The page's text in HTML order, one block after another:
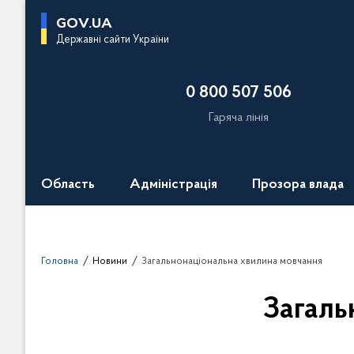
GOV.UA
Державні сайти України
0 800 507 506
Гаряча лінія
Область Адміністрація Прозора влада
Головна Новини Загальнонаціональна хвилина мовчання